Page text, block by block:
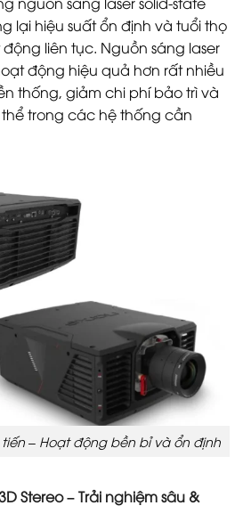
lại hiệu suất ổn định và tuổi thọ
liên tục. Nguồn sáng laser
động hiệu quả hơn rất nhiều
thống, giảm chi phí bảo trì và
trong các hệ thống cần
– Hoạt động bền bỉ và ổn định
Stereo – Trải nghiệm sâu &